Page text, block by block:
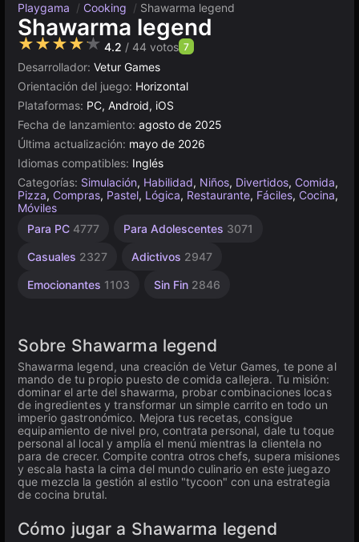
Playgama / Cooking / Shawarma legend
Shawarma legend
★★★★★ 4.2 / 44 votos 7
Desarrollador: Vetur Games
Orientación del juego: Horizontal
Plataformas: PC, Android, iOS
Fecha de lanzamiento: agosto de 2025
Última actualización: mayo de 2026
Idiomas compatibles: Inglés
Categorías: Simulación, Habilidad, Niños, Divertidos, Comida,
Pizza, Compras, Pastel, Lógica, Restaurante, Fáciles, Cocina,
Móviles
Para PC 4777 Para Adolescentes 3071
Casuales 2327 Adictivos 2947
Emocionantes 1103 Sin Fin 2846
Agilidad
Escritorio
Sandbox
Alta
3566
Sencillos
Browser
Sobre Shawarma legend
Shawarma legend, una creación de Vetur Games, te pone al
mando de tu propio puesto de comida callejera. Tu misión:
dominar el arte del shawarma, probar combinaciones locas
de ingredientes y transformar un simple carrito en todo un
imperio gastronómico. Mejora tus recetas, consigue
equipamiento de nivel pro, contrata personal, dale tu toque
personal al local y amplía el menú mientras la clientela no
para de crecer. Compite contra otros chefs, supera misiones
y escala hasta la cima del mundo culinario en este juegazo
que mezcla la gestión al estilo "tycoon" con una estrategia
de cocina brutal.
Cómo jugar a Shawarma legend